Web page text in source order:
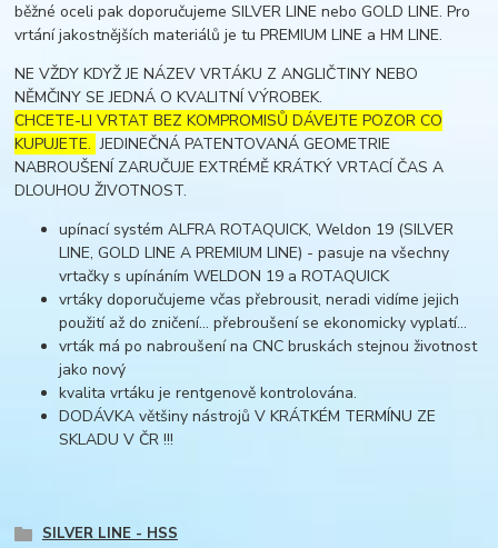
běžné oceli pak doporučujeme SILVER LINE nebo GOLD LINE. Pro
vrtání jakostnějších materiálů je tu PREMIUM LINE a HM LINE.
NE VŽDY KDYŽ JE NÁZEV VRTÁKU Z ANGLIČTINY NEBO
NĚMČINY SE JEDNÁ O KVALITNÍ VÝROBEK.
CHCETE-LI VRTAT BEZ KOMPROMISŮ DÁVEJTE POZOR CO
KUPUJETE. JEDINEČNÁ PATENTOVANÁ GEOMETRIE
NABROUŠENÍ ZARUČUJE EXTRÉMĚ KRÁTKÝ VRTACÍ ČAS A
DLOUHOU ŽIVOTNOST.
upínací systém ALFRA ROTAQUICK, Weldon 19 (SILVER
LINE, GOLD LINE A PREMIUM LINE) - pasuje na všechny
vrtačky s upínáním WELDON 19 a ROTAQUICK
vrtáky doporučujeme včas přebrousit, neradi vidíme jejich
použití až do zničení... přebroušení se ekonomicky vyplatí...
vrták má po nabroušení na CNC bruskách stejnou životnost
jako nový
kvalita vrtáku je rentgenově kontrolována.
DODÁVKA většiny nástrojů V KRÁTKÉM TERMÍNU ZE
SKLADU V ČR !!!
SILVER LINE - HSS